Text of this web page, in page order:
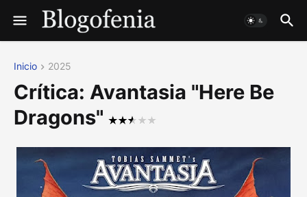
Inicio 2025
Crítica: Avantasia "Here Be
Dragons"